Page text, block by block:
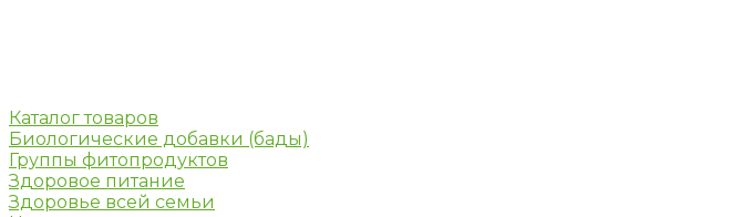
Каталог товаров
Биологические добавки (бады)
Группы фитопродуктов
Здоровое питание
Здоровье всей семьи